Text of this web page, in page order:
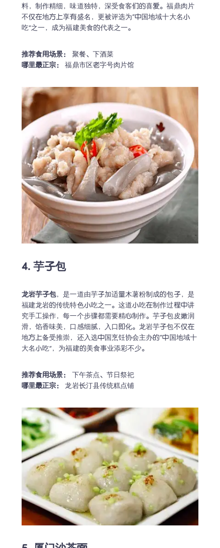
料，制作精细，味道独特，深受食客们的喜爱。福鼎肉片
不仅在地方上享有盛名，更被评选为“中国地域十大名小
吃”之一，成为福建美食的代表之一。
推荐食用场景：
哪里最正宗：
福鼎市区老字号肉片馆
4. 芋子包
龙岩芋子包，是一道由芋子加适量木薯粉制成的包子，是
福建龙岩的传统特色小吃之一。这道小吃在制作过程中讲
究手工操作，每一个步骤都需要精心制作。芋子包皮嫩润
滑，馅香味美，口感细腻，入口即化。龙岩芋子包不仅在
地方上备受推崇，还入选中国烹饪协会主办的“中国地域十
大名小吃”，为福建的美食事业添彩不少。
推荐食用场景：
哪里最正宗：
龙岩长汀县传统糕点铺